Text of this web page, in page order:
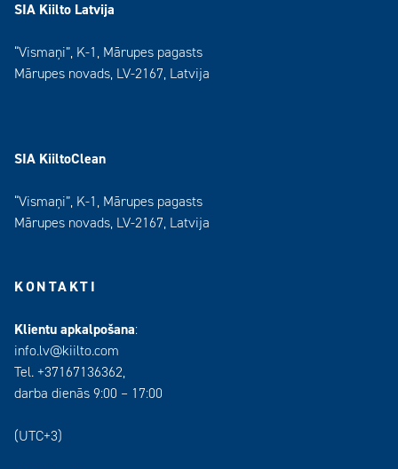
SIA Kiilto Latvija
“Vismaņi”, K-1, Mārupes pagasts
Mārupes novads, LV-2167, Latvija
SIA KiiltoClean
“Vismaņi”, K-1, Mārupes pagasts
Mārupes novads, LV-2167, Latvija
KONTAKTI
Klientu apkalpošana:
info.lv@kiilto.com
Tel. +37167136362,
darba dienās 9:00 – 17:00
(UTC+3)